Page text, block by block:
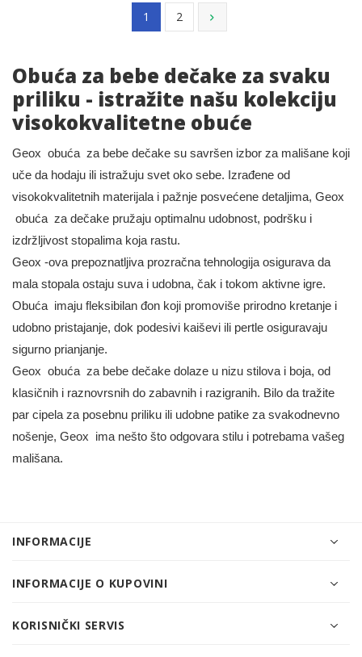
1 2
Obuća za bebe dečake za svaku
priliku - istražite našu kolekciju
visokokvalitetne obuće
Geox obuća za bebe dečake su savršen izbor za mališane koji
uče da hodaju ili istražuju svet oko sebe. Izrađene od
visokokvalitetnih materijala i pažnje posvećene detaljima, Geox
obuća za dečake pružaju optimalnu udobnost, podršku i
izdržljivost stopalima koja rastu.
Geox -ova prepoznatljiva prozračna tehnologija osigurava da
mala stopala ostaju suva i udobna, čak i tokom aktivne igre.
Obuća imaju fleksibilan đon koji promoviše prirodno kretanje i
udobno pristajanje, dok podesivi kaiševi ili pertle osiguravaju
sigurno prianjanje.
Geox obuća za bebe dečake dolaze u nizu stilova i boja, od
klasičnih i raznovrsnih do zabavnih i razigranih. Bilo da tražite
par cipela za posebnu priliku ili udobne patike za svakodnevno
nošenje, Geox ima nešto što odgovara stilu i potrebama vašeg
mališana.
INFORMACIJE
INFORMACIJE O KUPOVINI
KORISNIČKI SERVIS